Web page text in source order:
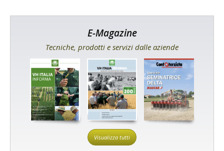
E-Magazine
Tecniche, prodotti e servizi dalle aziende
Visualizza tutti